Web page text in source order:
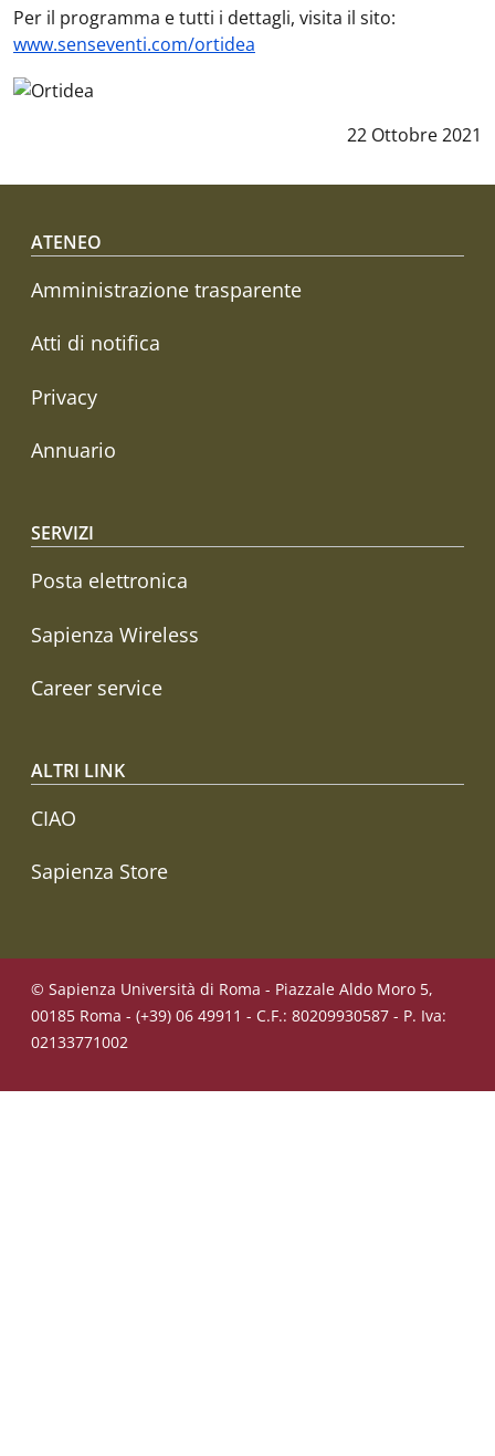
Per il programma e tutti i dettagli, visita il sito:
www.senseventi.com/ortidea
Data notizia:
22 Ottobre 2021
Footer menu
ATENEO
Amministrazione trasparente
Atti di notifica
Privacy
Annuario
SERVIZI
Posta elettronica
Sapienza Wireless
Career service
ALTRI LINK
CIAO
Sapienza Store
© Sapienza Università di Roma - Piazzale Aldo Moro 5,
00185 Roma - (+39) 06 49911 - C.F.: 80209930587 - P. Iva:
02133771002